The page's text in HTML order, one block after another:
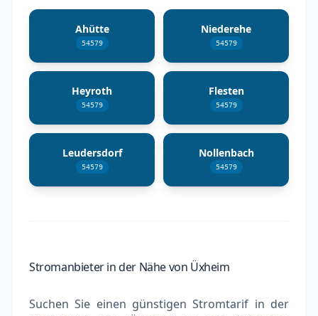
Ahütte
54579
Niederehe
54579
Heyroth
54579
Flesten
54579
Leudersdorf
54579
Nollenbach
54579
Stromanbieter in der Nähe von Üxheim
Suchen Sie einen günstigen Stromtarif in der